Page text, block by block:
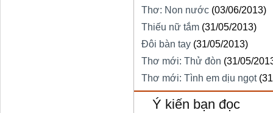
Thơ: Non nước (03/06/2013)
Thiếu nữ tắm (31/05/2013)
Đôi bàn tay (31/05/2013)
Thơ mới: Thử đòn (31/05/
Thơ mới: Tình em dịu ngọt
Ý kiến bạn đọc